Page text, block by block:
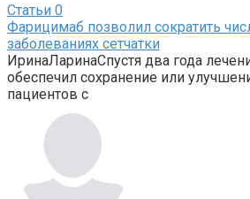
Статьи 0
Фарицимаб позволил сократить
заболеваниях сетчатки
ИринаЛаринаСпустя два года
обеспечил сохранение или
пациентов с